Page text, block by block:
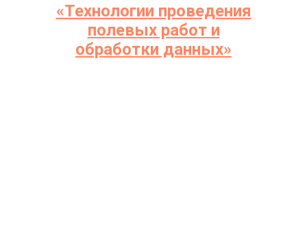
«Технологии проведения
полевых работ и
обработки данных»